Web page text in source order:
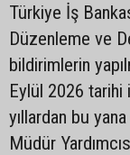
Türkiye İş
Düzenleme ve
bildirimlerin
Eylül 2026 tarihi
yıllardan bu
Müdür